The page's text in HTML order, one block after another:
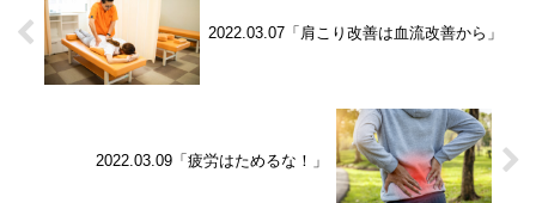
2022.03.07「肩こり改善は血流改善から」
2022.03.09「疲労はためるな！」